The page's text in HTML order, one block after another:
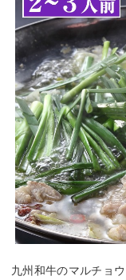
九州和牛のマルチョ